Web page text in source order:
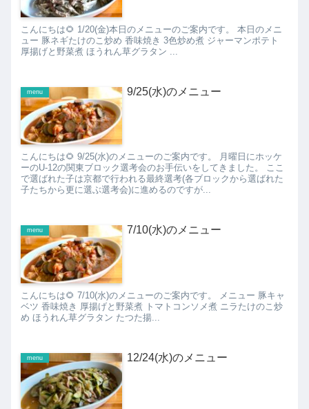
こんにちは🌻 1/20(金)本日のメニューのご案内です。 本日のメニ
ュー 豚ネギたけのこ炒め 香味焼き 3色炒め煮 ジャーマンポテト
厚揚げと野菜煮 ほうれん草グラタン ...
menu 9/25(水)のメニュー
こんにちは🌻 9/25(水)のメニューのご案内です。 月曜日にホッケ
ーのU-12の関東ブロック選考会のお手伝いをしてきました。 ここ
で選ばれた子は京都で行われる最終選考(各ブロックから選ばれた
子たちから更に選ぶ選考会)に進めるのですが...
menu 7/10(水)のメニュー
こんにちは🌻 7/10(水)のメニューのご案内です。 メニュー 豚キャ
ベツ 香味焼き 厚揚げと野菜煮 トマトコンソメ煮 ニラたけのこ炒
め ほうれん草グラタン たつた揚...
menu 12/24(水)のメニュー